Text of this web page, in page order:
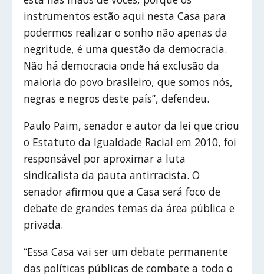
instrumentos estão aqui nesta Casa para
podermos realizar o sonho não apenas da
negritude, é uma questão da democracia.
Não há democracia onde há exclusão da
maioria do povo brasileiro, que somos nós,
negras e negros deste país”, defendeu.
Paulo Paim, senador e autor da lei que criou
o Estatuto da Igualdade Racial em 2010, foi
responsável por aproximar a luta
sindicalista da pauta antirracista. O
senador afirmou que a Casa será foco de
debate de grandes temas da área pública e
privada.
“Essa Casa vai ser um debate permanente
das políticas públicas de combate a todo o